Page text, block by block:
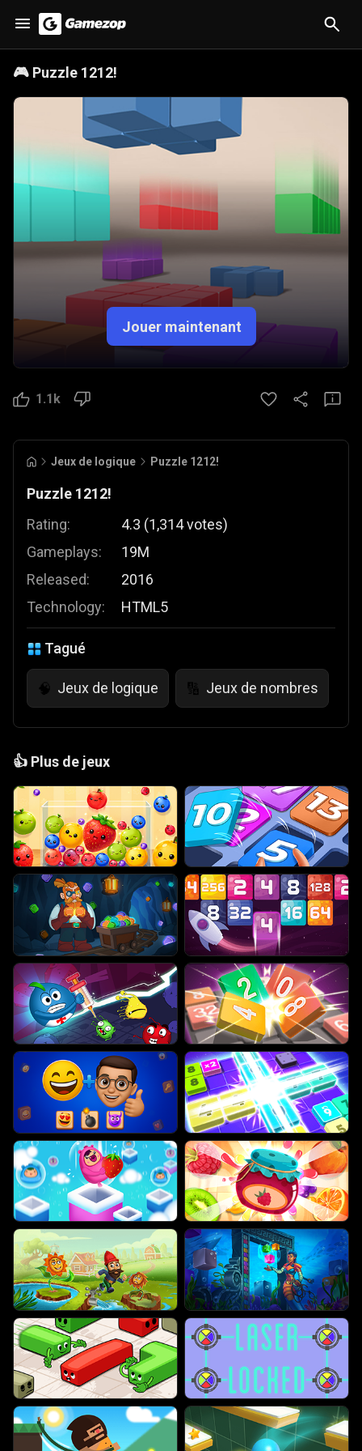
🎮 Puzzle 1212!
Jouer maintenant
1.1k
Jeux de logique Puzzle 1212!
Puzzle 1212!
Rating:
Gameplays:
Released:
Technology:
4.3 (1,314votes)
19M
2016
HTML5
Tagué
🧠 Jeux de logique 🔢 Jeux de nombres
👍 Plus de jeux